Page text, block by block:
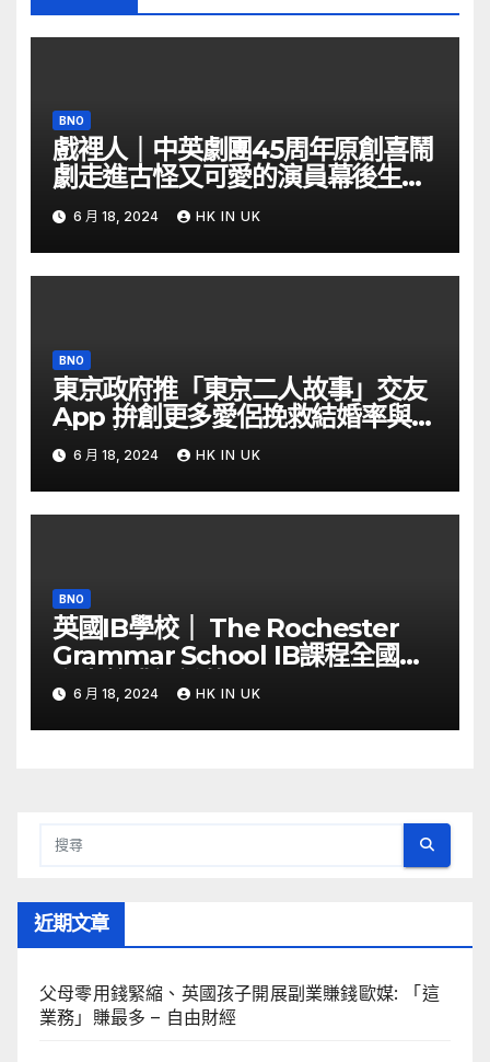
BNO
戲裡人｜中英劇團45周年原創喜鬧
劇走進古怪又可愛的演員幕後生活
– YouTube
6 月 18, 2024 HK IN UK
BNO
東京政府推「東京二人故事」交友
App 拚創更多愛侶挽救結婚率與生
育率｜Yahoo Hong Kong
6 月 18, 2024 HK IN UK
BNO
英國IB學校｜ The Rochester
Grammar School IB課程全國第
六少數獲認證的Thinking School
6 月 18, 2024 HK IN UK
近期文章
父母零用錢緊縮、英國孩子開展副業賺錢歐媒: 「這
業務」賺最多 – 自由財經